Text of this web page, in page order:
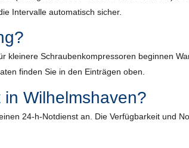
Intervalle automatisch sicher.
kleinere Schraubenkompressoren beginnen
finden Sie in den Einträgen oben.
Wilhelmshaven?
24-h-Notdienst an. Die Verfügbarkeit und